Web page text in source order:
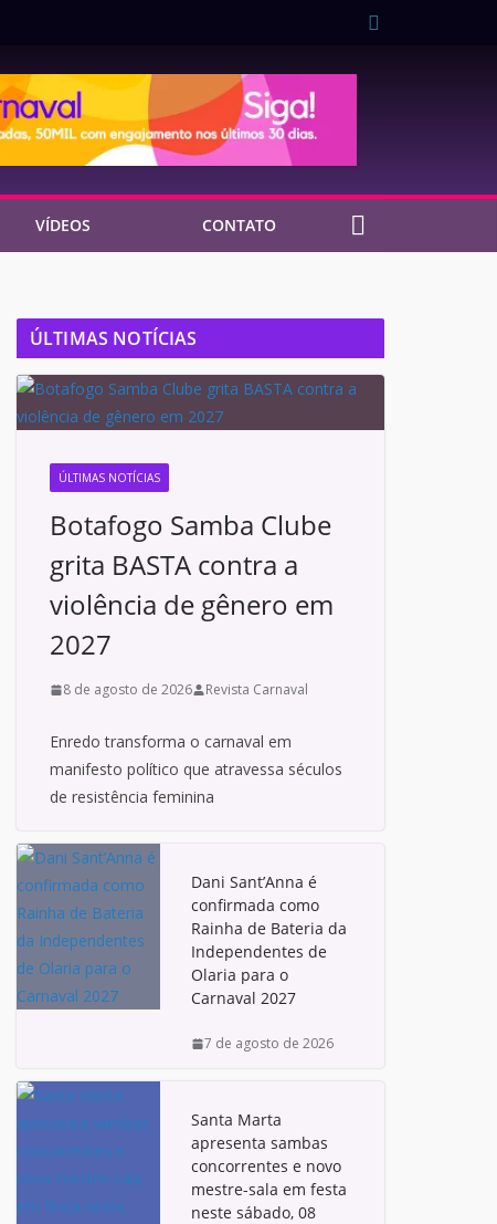
VÍDEOS CONTATO
ÚLTIMAS NOTÍCIAS
ÚLTIMAS NOTÍCIAS
Botafogo Samba Clube
grita BASTA contra a
violência de gênero em
2027
8 de agosto de 2026 Revista Carnaval
Enredo transforma o carnaval em
manifesto político que atravessa séculos
de resistência feminina
Dani Sant’Anna é
confirmada como
Rainha de Bateria da
Independentes de
Olaria para o
Carnaval 2027
7 de agosto de 2026
Santa Marta
apresenta sambas
concorrentes e novo
mestre-sala em festa
neste sábado, 08